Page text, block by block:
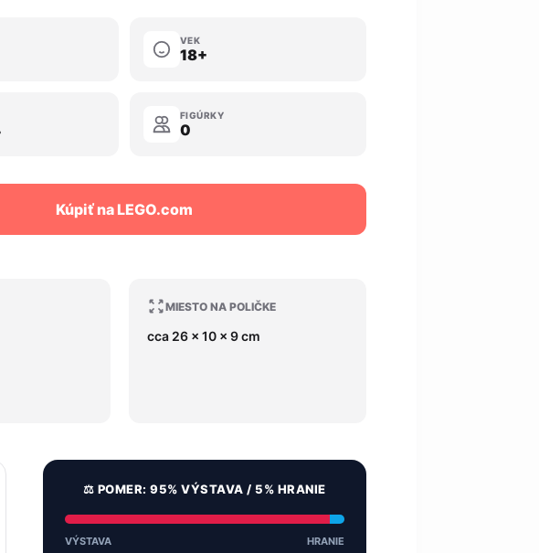
VEK
18+
FIGÚRKY
0
Kúpiť na LEGO.com
MIESTO NA POLIČKE
cca 26 x 10 x 9 cm
⚖️ POMER: 95% VÝSTAVA / 5% HRANIE
VÝSTAVA HRANIE